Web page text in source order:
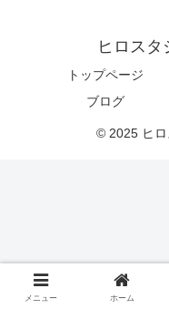
ヒロスタ
トップページ
ブログ
© 2025 ヒロ
メニュー ホーム